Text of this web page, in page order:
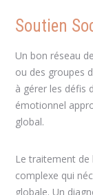
Soutien
Un bon réseau
ou des groupes
à gérer les défis
émotionnel
global.
Le traitement de
complexe qui
globale. Un